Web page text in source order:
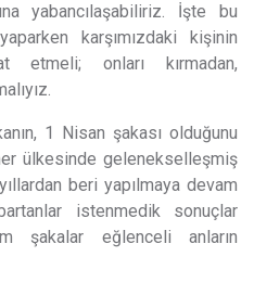
yabancılaşabiliriz. İşte bu
karşımızdaki kişinin
etmeli; onları kırmadan,
1 Nisan şakası olduğunu
ülkesinde gelenekselleşmiş
beri yapılmaya devam
istenmedik sonuçlar
şakalar eğlenceli anların